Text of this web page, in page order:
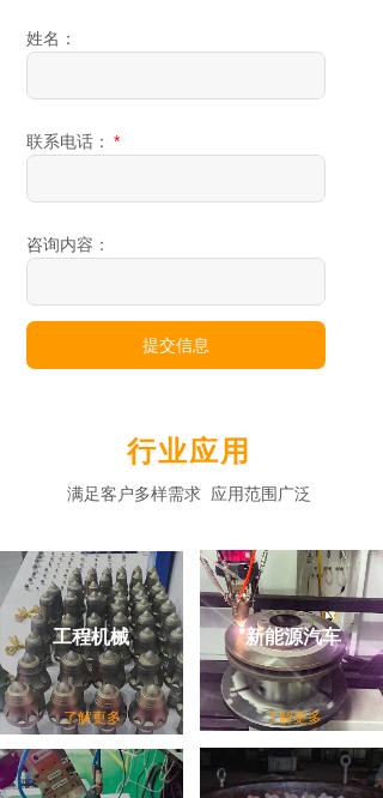
姓名：
联系电话： *
咨询内容：
提交信息
行业应用
满足客户多样需求 应用范围广泛
工程机械 新能源汽车
了解更多 了解更多